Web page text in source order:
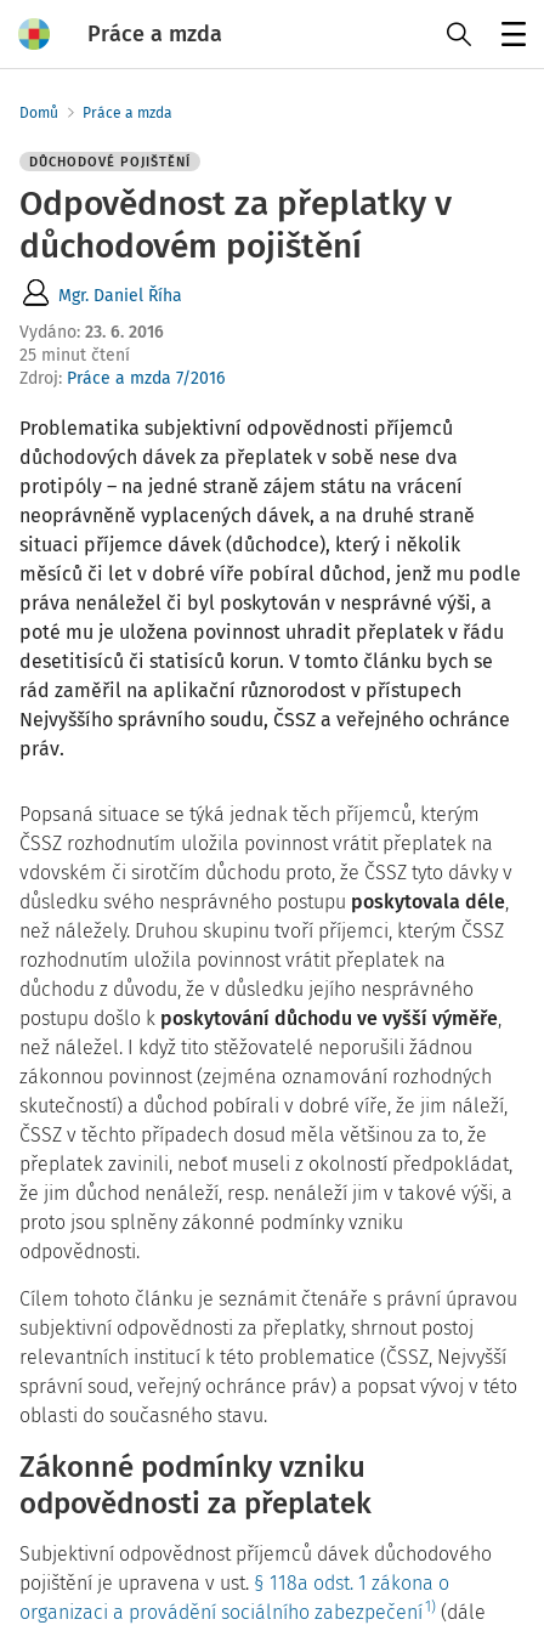
Práce a mzda
Domů Práce a mzda
DŮCHODOVÉ POJIŠTĚNÍ
Odpovědnost za přeplatky v
důchodovém pojištění
Mgr. Daniel Říha
Vydáno: 23. 6. 2016
25 minut čtení
Zdroj: Práce a mzda 7/2016
Problematika subjektivní odpovědnosti příjemců
důchodových dávek za přeplatek v sobě nese dva
protipóly – na jedné straně zájem státu na vrácení
neoprávněně vyplacených dávek, a na druhé straně
situaci příjemce dávek (důchodce), který i několik
měsíců či let v dobré víře pobíral důchod, jenž mu podle
práva nenáležel či byl poskytován v nesprávné výši, a
poté mu je uložena povinnost uhradit přeplatek v řádu
desetitisíců či statisíců korun. V tomto článku bych se
rád zaměřil na aplikační různorodost v přístupech
Nejvyššího správního soudu, ČSSZ a veřejného ochránce
práv.
Popsaná situace se týká jednak těch příjemců, kterým
ČSSZ rozhodnutím uložila povinnost vrátit přeplatek na
vdovském či sirotčím důchodu proto, že ČSSZ tyto dávky v
důsledku svého nesprávného postupu poskytovala déle,
než náležely. Druhou skupinu tvoří příjemci, kterým ČSSZ
rozhodnutím uložila povinnost vrátit přeplatek na
důchodu z důvodu, že v důsledku jejího nesprávného
postupu došlo k poskytování důchodu ve vyšší výměře,
než náležel. I když tito stěžovatelé neporušili žádnou
zákonnou povinnost (zejména oznamování rozhodných
skutečností) a důchod pobírali v dobré víře, že jim náleží,
ČSSZ v těchto případech dosud měla většinou za to, že
přeplatek zavinili, neboť museli z okolností předpokládat,
že jim důchod nenáleží, resp. nenáleží jim v takové výši, a
proto jsou splněny zákonné podmínky vzniku
odpovědnosti.
Cílem tohoto článku je seznámit čtenáře s právní úpravou
subjektivní odpovědnosti za přeplatky, shrnout postoj
relevantních institucí k této problematice (ČSSZ, Nejvyšší
správní soud, veřejný ochránce práv) a popsat vývoj v této
oblasti do současného stavu.
Zákonné podmínky vzniku
odpovědnosti za přeplatek
Subjektivní odpovědnost příjemců dávek důchodového
pojištění je upravena v ust. § 118a odst. 1 zákona o
organizaci a provádění sociálního zabezpečení1) (dále